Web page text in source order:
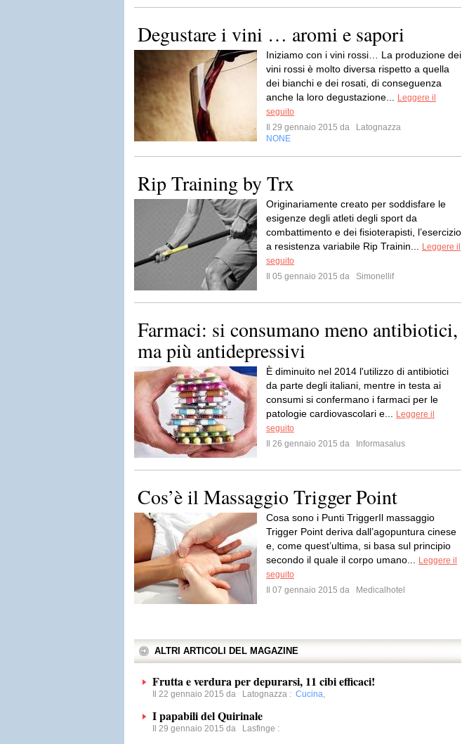
Degustare i vini … aromi e sapori
Iniziamo con i vini rossi… La produzione dei
vini rossi è molto diversa rispetto a quella
dei bianchi e dei rosati, di conseguenza
anche la loro degustazione...
Leggere il
seguito
Il 29 gennaio 2015 da
Latognazza
NONE
Rip Training by Trx
Originariamente creato per soddisfare le
esigenze degli atleti degli sport da
combattimento e dei fisioterapisti, l’esercizio
a resistenza variabile Rip Trainin...
Leggere il
seguito
Il 05 gennaio 2015 da
Simonellif
Farmaci: si consumano meno antibiotici,
ma più antidepressivi
È diminuito nel 2014 l'utilizzo di antibiotici
da parte degli italiani, mentre in testa ai
consumi si confermano i farmaci per le
patologie cardiovascolari e...
Leggere il
seguito
Il 26 gennaio 2015 da
Informasalus
Cos’è il Massaggio Trigger Point
Cosa sono i Punti TriggerIl massaggio
Trigger Point deriva dall’agopuntura cinese
e, come quest’ultima, si basa sul principio
secondo il quale il corpo umano...
Leggere il
seguito
Il 07 gennaio 2015 da
Medicalhotel
ALTRI ARTICOLI DEL MAGAZINE
Frutta e verdura per depurarsi, 11 cibi efficaci!
Il 22 gennaio 2015 da Latognazza : Cucina,
I papabili del Quirinale
Il 29 gennaio 2015 da Lasfinge :